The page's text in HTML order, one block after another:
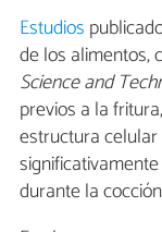
Estudios
de los alimentos,
Science and
previos a la
estructura
durante la